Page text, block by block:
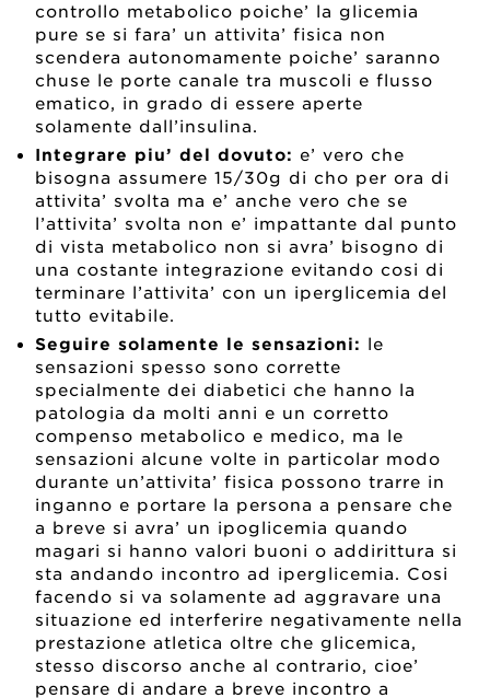
controllo metabolico poiche’ la glicemia
pure se si fara’ un attivita’ fisica non
scendera autonomamente poiche’ saranno
chuse le porte canale tra muscoli e flusso
ematico, in grado di essere aperte
solamente dall’insulina.
Integrare piu’ del dovuto: e’ vero che
bisogna assumere 15/30g di cho per ora di
attivita’ svolta ma e’ anche vero che se
l’attivita’ svolta non e’ impattante dal punto
di vista metabolico non si avra’ bisogno di
una costante integrazione evitando cosi di
terminare l’attivita’ con un iperglicemia del
tutto evitabile.
Seguire solamente le sensazioni: le
sensazioni spesso sono corrette
specialmente dei diabetici che hanno la
patologia da molti anni e un corretto
compenso metabolico e medico, ma le
sensazioni alcune volte in particolar modo
durante un’attivita’ fisica possono trarre in
inganno e portare la persona a pensare che
a breve si avra’ un ipoglicemia quando
magari si hanno valori buoni o addirittura si
sta andando incontro ad iperglicemia. Cosi
facendo si va solamente ad aggravare una
situazione ed interferire negativamente nella
prestazione atletica oltre che glicemica,
stesso discorso anche al contrario, cioe’
pensare di andare a breve incontro a